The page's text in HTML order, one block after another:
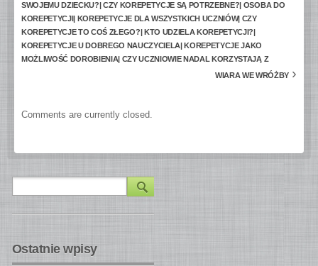
SWOJEMU DZIECKU?| CZY KOREPETYCJE SĄ POTRZEBNE?| OSOBA DO
KOREPETYCJI| KOREPETYCJE DLA WSZYSTKICH UCZNIÓW| CZY
KOREPETYCJE TO COŚ ZŁEGO?| KTO UDZIELA KOREPETYCJI?|
KOREPETYCJE U DOBREGO NAUCZYCIELA| KOREPETYCJE JAKO
MOŻLIWOŚĆ DOROBIENIA| CZY UCZNIOWIE NADAL KORZYSTAJĄ Z
WIARA WE WRÓŻBY ›
Comments are currently closed.
Ostatnie wpisy